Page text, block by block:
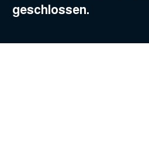
geschlossen.